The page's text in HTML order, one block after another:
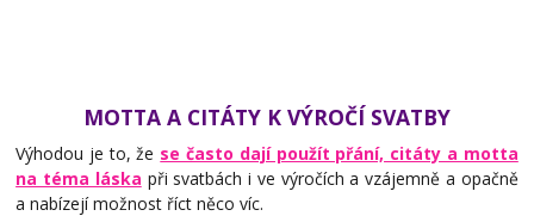
MOTTA A CITÁTY K VÝROČÍ SVATBY
Výhodou je to, že se často dají použít přání, citáty a motta
na téma láska při svatbách i ve výročích a vzájemně a opačně
a nabízejí možnost říct něco víc.